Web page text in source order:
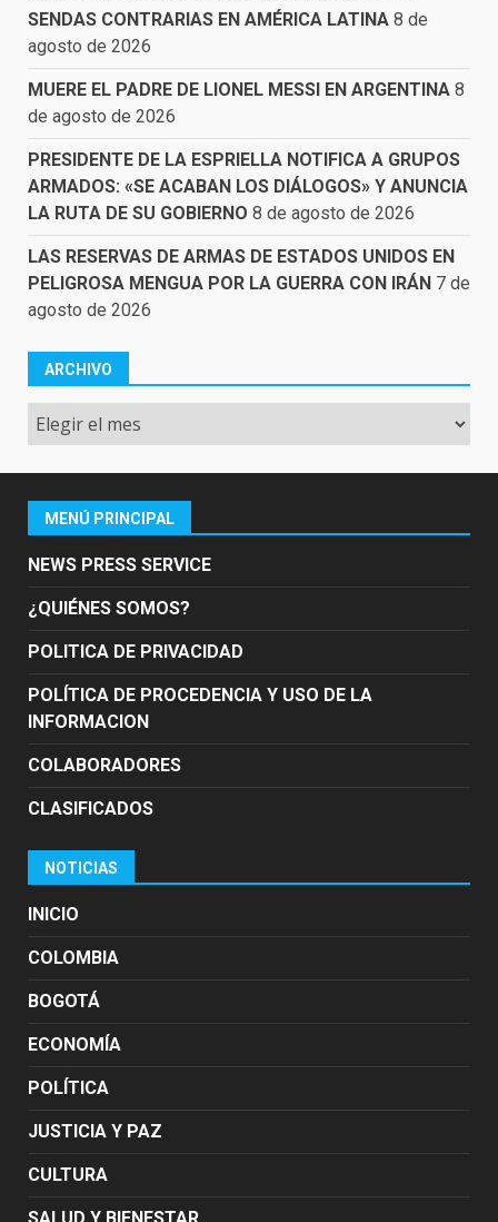
SENDAS CONTRARIAS EN AMÉRICA LATINA 8 de
agosto de 2026
MUERE EL PADRE DE LIONEL MESSI EN ARGENTINA 8
de agosto de 2026
PRESIDENTE DE LA ESPRIELLA NOTIFICA A GRUPOS
ARMADOS: «SE ACABAN LOS DIÁLOGOS» Y ANUNCIA
LA RUTA DE SU GOBIERNO 8 de agosto de 2026
LAS RESERVAS DE ARMAS DE ESTADOS UNIDOS EN
PELIGROSA MENGUA POR LA GUERRA CON IRÁN 7 de
agosto de 2026
ARCHIVO
Archivo
MENÚ PRINCIPAL
NEWS PRESS SERVICE
¿QUIÉNES SOMOS?
POLITICA DE PRIVACIDAD
POLÍTICA DE PROCEDENCIA Y USO DE LA
INFORMACION
COLABORADORES
CLASIFICADOS
NOTICIAS
INICIO
COLOMBIA
BOGOTÁ
ECONOMÍA
POLÍTICA
JUSTICIA Y PAZ
CULTURA